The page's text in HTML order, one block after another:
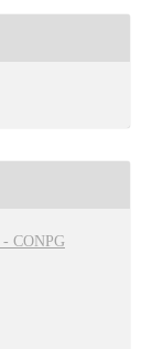
- CONPG